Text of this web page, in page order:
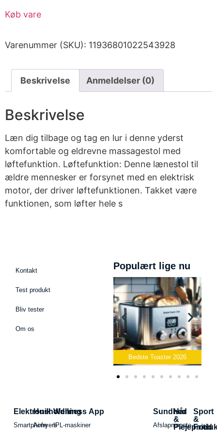
Køb vare
Varenummer (SKU): 11936801022543928
Beskrivelse Anmeldelser (0)
Beskrivelse
Læn dig tilbage og tag en lur i denne yderst
komfortable og eldrevne massagestol med
løftefunktion. Løftefunktion: Denne lænestol til
ældre mennesker er forsynet med en elektrisk
motor, der driver løftefunktionen. Takket være
funktionen, som løfter hele s
Kontakt
Test produkt
Bliv tester
Om os
Populært lige nu
Bedste Toaster 2026
Elektronik
Smartphone
Husholdning
Airfryers
Wellness App
IPL-maskiner
Sundhed
Afslapningste
Hår
&
Sport
&
Fritid